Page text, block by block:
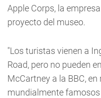
Apple Corps, la
proyecto del museo.
"Los turistas vienen a
Road, pero no pueden
McCartney a la BBC,
mundialmente